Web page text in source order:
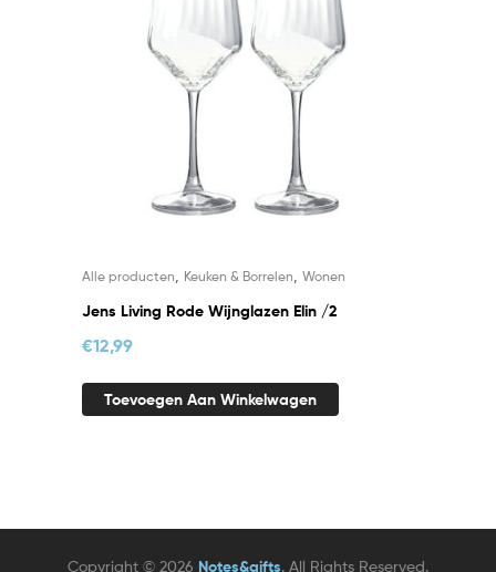
Alle producten Keuken & Borrelen Wonen
Jens Living Rode Wijnglazen Elin /2
€12,99
Toevoegen Aan Winkelwagen
Copyright © 2026 Notes&gifts. All Rights Reserved.